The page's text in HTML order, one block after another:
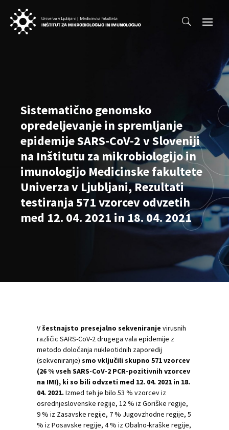
Sistematično genomsko
opredeljevanje in spremljanje
epidemije SARS-CoV-2 v Sloveniji
na Inštitutu za mikrobiologijo in
imunologijo Medicinske fakultete
Univerza v Ljubljani, Rezultati
testiranja 571 vzorcev odvzetih
med 12. 04. 2021 in 18. 04. 2021
Všestnajsto presejalno sekveniranje virusnih
različic SARS-CoV-2 drugega vala epidemije z
metodo določanja nukleotidnih zaporedij
(sekveniranje) smo vključili skupno 571 vzorcev
(26 % vseh SARS-CoV-2 PCR-pozitivnih vzorcev
na IMI), ki so bili odvzeti med 12. 04. 2021 in 18.
04. 2021. Izmed teh je bilo 53 % vzorcev iz
osrednjeslovenske regije, 12 % iz Goriške regije,
9 % iz Zasavske regije, 7 % Jugovzhodne regije, 5
% iz Posavske regije, 4 % iz Obalno-kraške regije,